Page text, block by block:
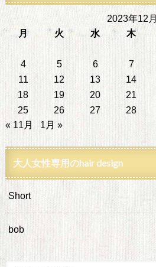
2023年12月
月
火 水 木
4
5 6 7
11
12 13 14
18
19 20 21
25
26 27 28
« 11月
1月 »
大人女性専用のhair design
Short
bob